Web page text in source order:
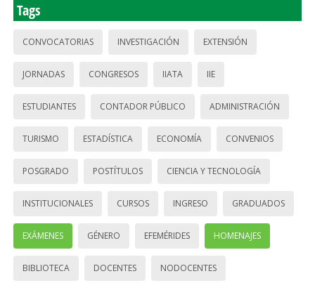
Tags
CONVOCATORIAS INVESTIGACIÓN EXTENSIÓN
JORNADAS CONGRESOS IIATA IIE
ESTUDIANTES CONTADOR PÚBLICO ADMINISTRACIÓN
TURISMO ESTADÍSTICA ECONOMÍA CONVENIOS
POSGRADO POSTÍTULOS CIENCIA Y TECNOLOGÍA
INSTITUCIONALES CURSOS INGRESO GRADUADOS
EXÁMENES GÉNERO EFEMÉRIDES HOMENAJES
BIBLIOTECA DOCENTES NODOCENTES